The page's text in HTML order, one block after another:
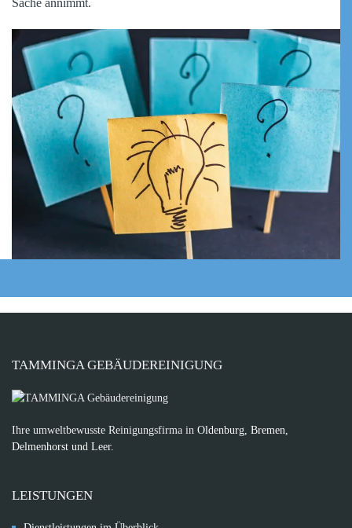
Sache annimmt.
TAMMINGA GEBÄUDEREINIGUNG
Ihre umweltbewusste Reinigungsfirma in Oldenburg, Bremen,
Delmenhorst und Leer.
LEISTUNGEN